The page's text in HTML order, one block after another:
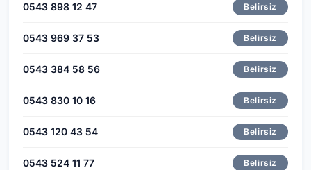
0543 898 12 47 Belirsiz
0543 969 37 53 Belirsiz
0543 384 58 56 Belirsiz
0543 830 10 16 Belirsiz
0543 120 43 54 Belirsiz
0543 524 11 77 Belirsiz